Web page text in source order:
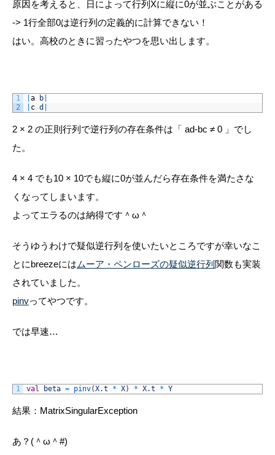
原因を考えると、日によって行列 Xに縦に0が並ぶことがある
-> 1行全部0は逆行列の定義的に計算できない！
はい。高校のときに習ったやつを思い出します。
1
2
a b
c d
2 × 2 の正則行列で逆行列の存在条件は「 ad-bc ≠ 0 」でし
た。
4 × 4 でも10 × 10でも縦に0が並んだら存在条件を満たさな
くなってしまいます。
よってエラるのは納得です＾ω＾
そうゆうわけで疑似逆行列を使いたいところですが幸いなこ
とにbreezeには ムーア・ペンローズの疑似逆行列 関数も実装
されていました。
pinvってやつです。
では早速…
1 val beta = pinv(X.t * X) * X.t * Y
結果： MatrixSingularException
あ？(＾ω＾#)